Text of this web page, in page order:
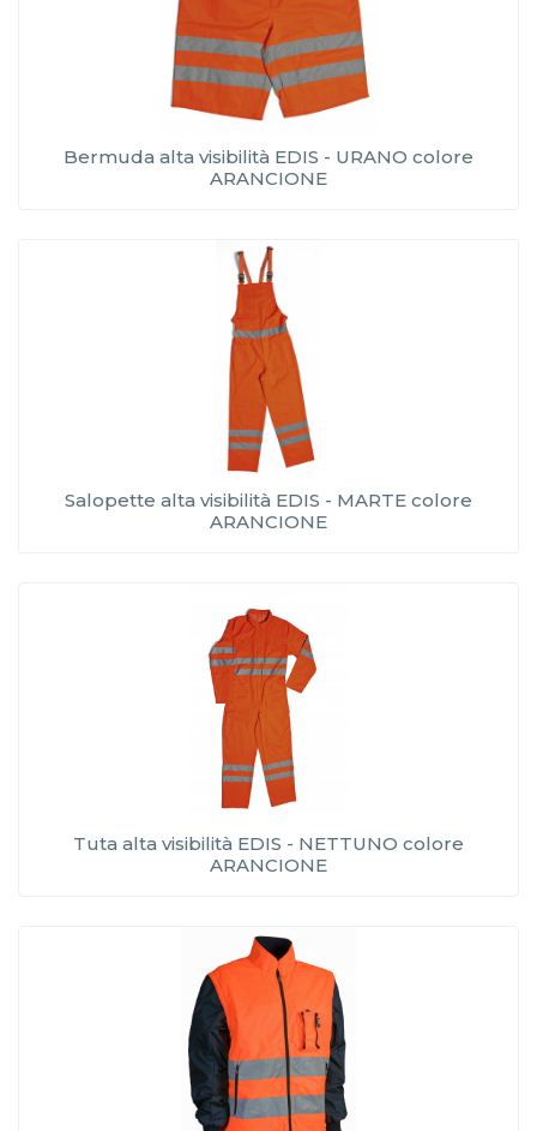
Bermuda alta visibilità EDIS - URANO colore
ARANCIONE
Salopette alta visibilità EDIS - MARTE colore
ARANCIONE
Tuta alta visibilità EDIS - NETTUNO colore
ARANCIONE